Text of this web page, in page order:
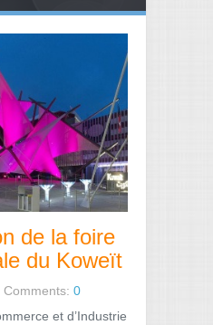
de la foire
du Koweït
0
et d’Industrie